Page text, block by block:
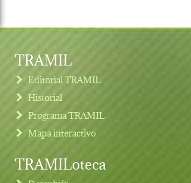
TRAMIL
Editorial TRAMIL
Historial
Programa TRAMIL
Mapa interactivo
TRAMILoteca